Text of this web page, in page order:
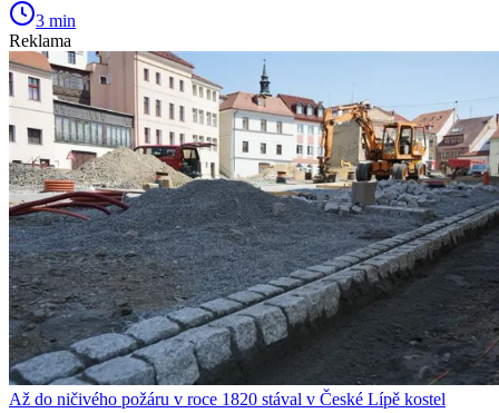
3 min
Reklama
Až do ničivého požáru v roce 1820 stával v České Lípě kostel